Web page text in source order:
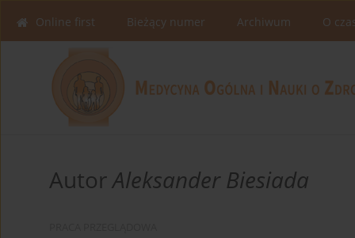
Online first Bieżący numer Archiwum O
AutorAleksander Biesiada